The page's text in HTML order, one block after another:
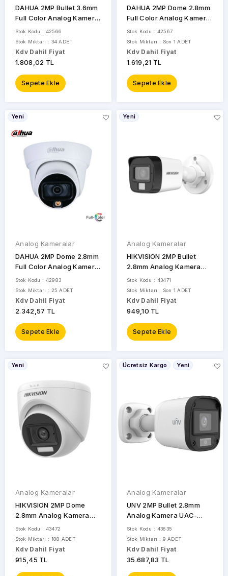
DAHUA 2MP Bullet 3.6mm
Full Color Analog Kamera
DH-HAC-HFW1209TLMP-
A-LED
Stok Kodu : 42566
Stok Miktarı : 34 ADET
Kdv Dahil Fiyat
1.808,02 TL
Sepete Ekle
DAHUA 2MP Dome 2.8mm
Full Color Analog Kamera
HAC-HDW1209TLQ-LED-
0280B
Stok Kodu : 42567
Stok Miktarı : Son 1 ADET
Kdv Dahil Fiyat
1.619,21 TL
Sepete Ekle
Yeni
Analog Kameralar
DAHUA 2MP Dome 2.8mm
Full Color Analog Kamera
DH-HAC-HDW1209TQP-
A-LED
Stok Kodu : 42983
Stok Miktarı : 25 ADET
Kdv Dahil Fiyat
2.342,57 TL
Sepete Ekle
Yeni
Analog Kameralar
HIKVISION 2MP Bullet
2.8mm Analog Kamera
DS-2CE16D0T-EXLPF
Stok Kodu : 43471
Stok Miktarı : Son 1 ADET
Kdv Dahil Fiyat
949,10 TL
Sepete Ekle
Yeni
Analog Kameralar
HIKVISION 2MP Dome
2.8mm Analog Kamera
DS-2CE76D0T-EXLPF
Stok Kodu : 43472
Stok Miktarı : 188 ADET
Kdv Dahil Fiyat
915,45 TL
Ücretsiz Kargo Yeni
Analog Kameralar
UNV 2MP Bullet 2.8mm
Analog Kamera UAC-
B112-F28
Stok Kodu : 43635
Stok Miktarı : 9 ADET
Kdv Dahil Fiyat
35.687,83 TL